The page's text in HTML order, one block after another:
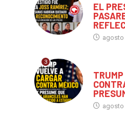
EL
agosto
3
agosto